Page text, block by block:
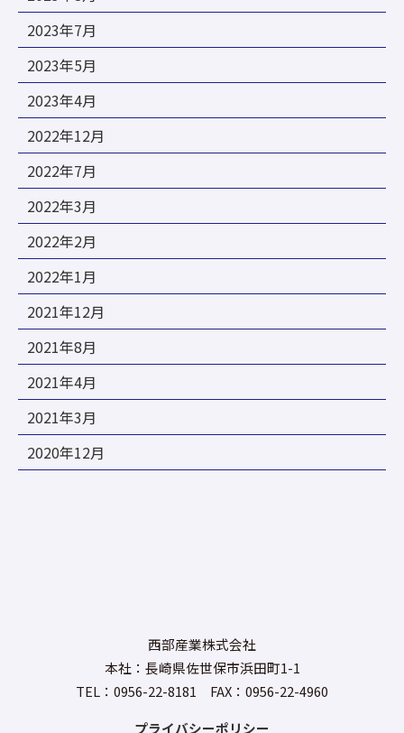
2023年7月
2023年5月
2023年4月
2022年12月
2022年7月
2022年3月
2022年2月
2022年1月
2021年12月
2021年8月
2021年4月
2021年3月
2020年12月
西部産業株式会社
本社：長崎県佐世保市浜田町1-1
TEL：0956-22-8181 FAX：0956-22-4960
プライバシーポリシー